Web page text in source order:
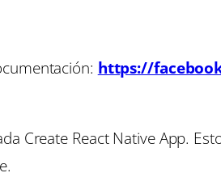
https://
Create React Native App.